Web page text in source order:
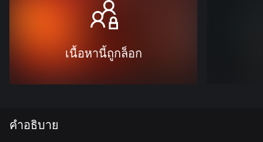
เนื้อหานี้ถูกล็อก
คำอธิบาย